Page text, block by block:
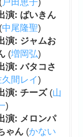
演: ばいきん
中尾隆聖)
演: ジャムお
(増岡弘)
演: バタコさ
間レイ)
演: チーズ(山
)
演: メロンパ
ゃん(かない